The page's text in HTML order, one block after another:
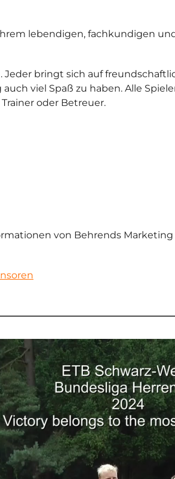
lebendigen, fachkundigen
Jeder bringt sich auf
viel Spaß zu haben. Alle
oder Betreuer.
von Behrends